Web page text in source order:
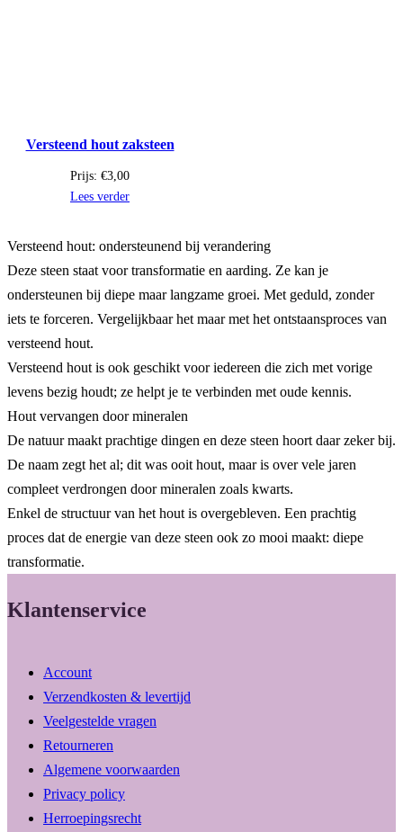
Versteend hout zaksteen
Prijs: €3,00
Lees verder
Versteend hout: ondersteunend bij verandering
Deze steen staat voor transformatie en aarding. Ze kan je
ondersteunen bij diepe maar langzame groei. Met geduld, zonder
iets te forceren. Vergelijkbaar het maar met het ontstaansproces van
versteend hout.
Versteend hout is ook geschikt voor iedereen die zich met vorige
levens bezig houdt; ze helpt je te verbinden met oude kennis.
Hout vervangen door mineralen
De natuur maakt prachtige dingen en deze steen hoort daar zeker bij.
De naam zegt het al; dit was ooit hout, maar is over vele jaren
compleet verdrongen door mineralen zoals kwarts.
Enkel de structuur van het hout is overgebleven. Een prachtig
proces dat de energie van deze steen ook zo mooi maakt: diepe
transformatie.
Klantenservice
Account
Verzendkosten & levertijd
Veelgestelde vragen
Retourneren
Algemene voorwaarden
Privacy policy
Herroepingsrecht